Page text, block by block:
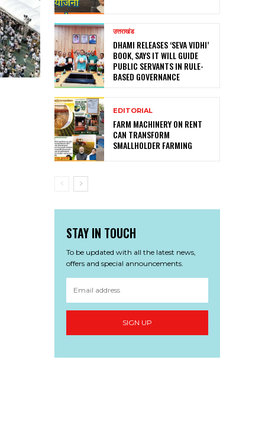
उत्तराखंड
DHAMI RELEASES ‘SEVA VIDHI’
BOOK, SAYS IT WILL GUIDE
PUBLIC SERVANTS IN RULE-
BASED GOVERNANCE
EDITORIAL
FARM MACHINERY ON RENT
CAN TRANSFORM
SMALLHOLDER FARMING
STAY IN TOUCH
To be updated with all the latest news,
offers and special announcements.
SIGN UP